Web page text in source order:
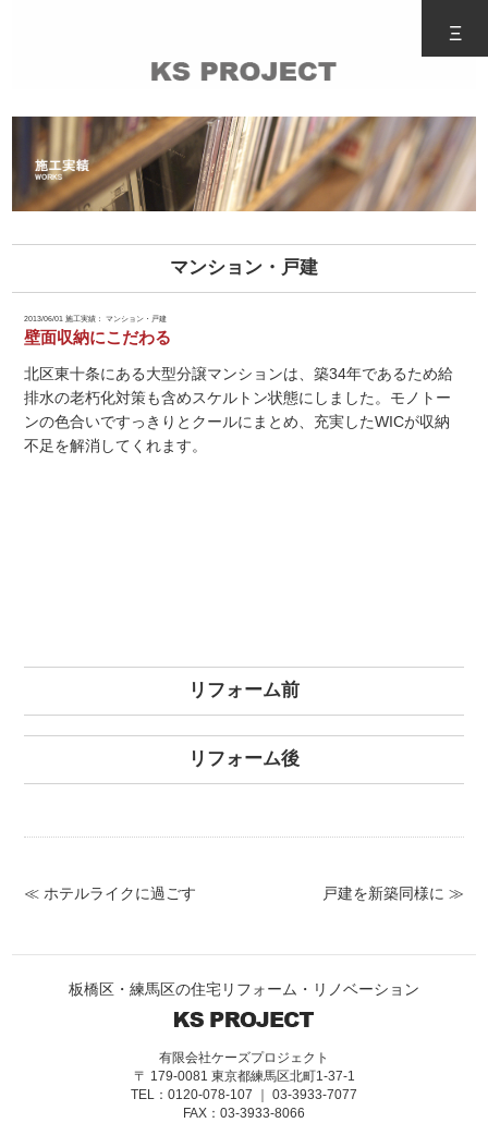
Ξ
マンション・戸建
2013/06/01施工実績： マンション・戸建
壁面収納にこだわる
北区東十条にある大型分譲マンションは、築34年であるため給
排水の老朽化対策も含めスケルトン状態にしました。モノトー
ンの色合いですっきりとクールにまとめ、充実したWICが収納
不足を解消してくれます。
リフォーム前
リフォーム後
戸建を新築同様に ≫
≪ ホテルライクに過ごす
板橋区・練馬区の住宅リフォーム・リノベーション
有限会社ケーズプロジェクト
〒 179-0081 東京都練馬区北町1-37-1
TEL：0120-078-107 ｜ 03-3933-7077
FAX：03-3933-8066